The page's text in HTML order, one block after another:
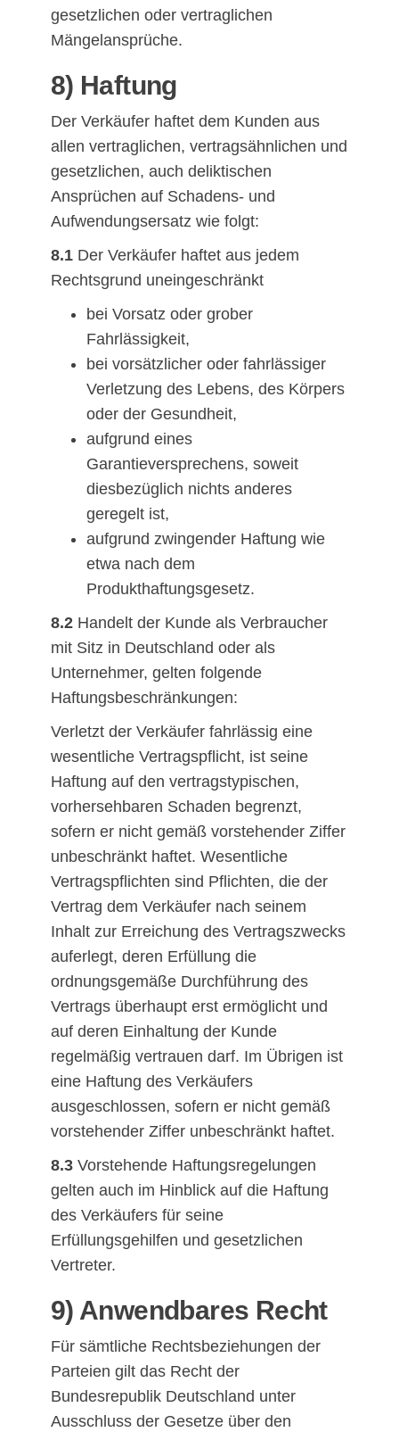
gesetzlichen oder vertraglichen
Mängelansprüche.
8) Haftung
Der Verkäufer haftet dem Kunden aus
allen vertraglichen, vertragsähnlichen und
gesetzlichen, auch deliktischen
Ansprüchen auf Schadens- und
Aufwendungsersatz wie folgt:
8.1Der Verkäufer haftet aus jedem
Rechtsgrund uneingeschränkt
bei Vorsatz oder grober
Fahrlässigkeit,
bei vorsätzlicher oder fahrlässiger
Verletzung des Lebens, des Körpers
oder der Gesundheit,
aufgrund eines
Garantieversprechens, soweit
diesbezüglich nichts anderes
geregelt ist,
aufgrund zwingender Haftung wie
etwa nach dem
Produkthaftungsgesetz.
8.2Handelt der Kunde als Verbraucher
mit Sitz in Deutschland oder als
Unternehmer, gelten folgende
Haftungsbeschränkungen:
Verletzt der Verkäufer fahrlässig eine
wesentliche Vertragspflicht, ist seine
Haftung auf den vertragstypischen,
vorhersehbaren Schaden begrenzt,
sofern er nicht gemäß vorstehender Ziffer
unbeschränkt haftet. Wesentliche
Vertragspflichten sind Pflichten, die der
Vertrag dem Verkäufer nach seinem
Inhalt zur Erreichung des Vertragszwecks
auferlegt, deren Erfüllung die
ordnungsgemäße Durchführung des
Vertrags überhaupt erst ermöglicht und
auf deren Einhaltung der Kunde
regelmäßig vertrauen darf. Im Übrigen ist
eine Haftung des Verkäufers
ausgeschlossen, sofern er nicht gemäß
vorstehender Ziffer unbeschränkt haftet.
8.3Vorstehende Haftungsregelungen
gelten auch im Hinblick auf die Haftung
des Verkäufers für seine
Erfüllungsgehilfen und gesetzlichen
Vertreter.
9) Anwendbares Recht
Für sämtliche Rechtsbeziehungen der
Parteien gilt das Recht der
Bundesrepublik Deutschland unter
Ausschluss der Gesetze über den